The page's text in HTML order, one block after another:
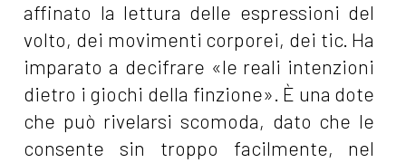
affinato la lettura delle espressioni del
volto, dei movimenti corporei, dei tic. Ha
imparato a decifrare «le reali intenzioni
dietro i giochi della finzione». È una dote
che può rivelarsi scomoda, dato che le
consente sin troppo facilmente, nel